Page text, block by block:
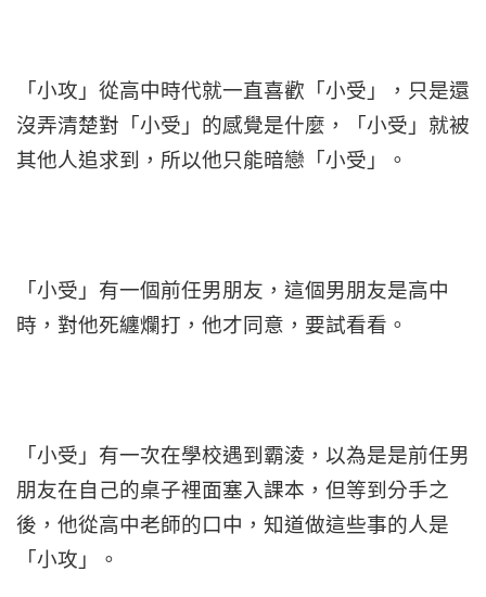
「小攻」從高中時代就一直喜歡「小受」，只是還
沒弄清楚對「小受」的感覺是什麼，「小受」就被
其他人追求到，所以他只能暗戀「小受」。
「小受」有一個前任男朋友，這個男朋友是高中
時，對他死纏爛打，他才同意，要試看看。
「小受」有一次在學校遇到霸淩，以為是是前任男
朋友在自己的桌子裡面塞入課本，但等到分手之
後，他從高中老師的口中，知道做這些事的人是
「小攻」。